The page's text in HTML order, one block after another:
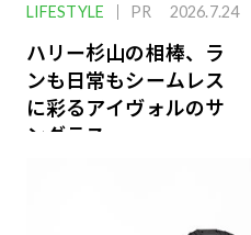
LIFESTYLE PR 2026.7.24
ハリー杉山の相棒、ラ
ンも日常もシームレス
に彩るアイヴォルのサ
ングラス